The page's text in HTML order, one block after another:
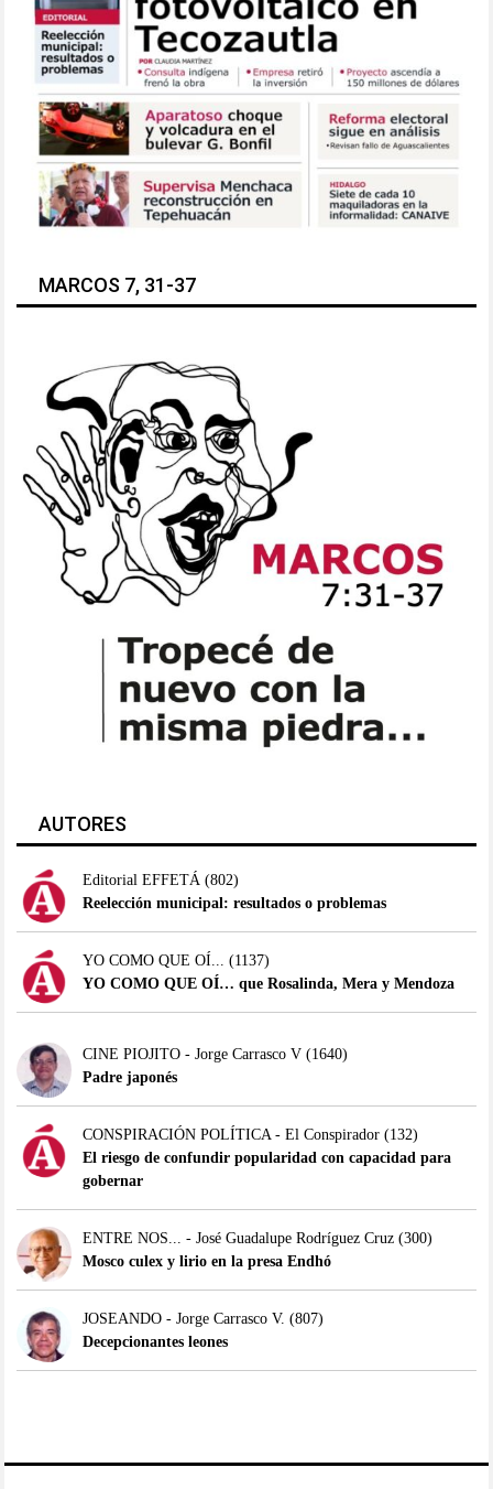
MARCOS 7, 31-37
AUTORES
Editorial EFFETÁ (802)
Reelección municipal: resultados o problemas
YO COMO QUE OÍ...
(1137)
YO COMO QUE OÍ… que Rosalinda, Mera y Mendoza
CINE PIOJITO - Jorge Carrasco V(1640)
Padre japonés
CONSPIRACIÓN POLÍTICA - El Conspirador(132)
El riesgo de confundir popularidad con capacidad para
gobernar
ENTRE NOS... - José Guadalupe Rodríguez Cruz(300)
Mosco culex y lirio en la presa Endhó
JOSEANDO - Jorge Carrasco V. (807)
Decepcionantes leones